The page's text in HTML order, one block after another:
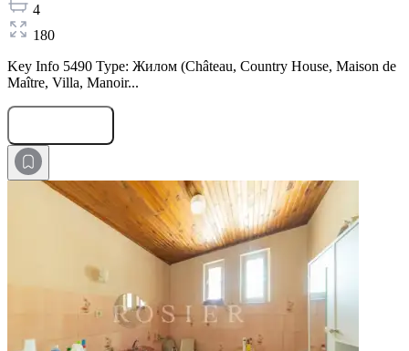
4
180
Key Info 5490 Type: Жилом (Château, Country House, Maison de
Maître, Villa, Manoir...